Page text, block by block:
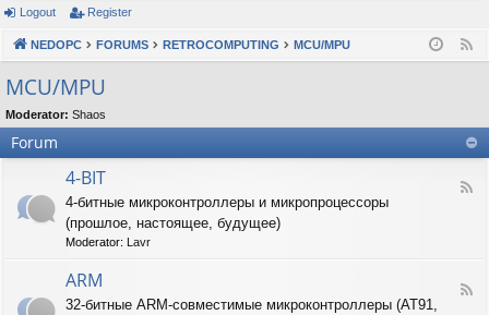
or
u
m
s
Logout Register
NEDOPC FORUMS RETROCOMPUTING MCU/MPU
MCU/MPU
Moderator: Shaos
Forum
F
4-BIT
4-битные микроконтроллеры и микропроцессоры
(прошлое, настоящее, будущее)
Moderator: Lavr
F
ARM
32-битные ARM-совместимые микроконтроллеры (AT91,